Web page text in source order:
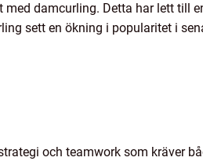
damcurling. Detta har lett till
sett en ökning i popularitet i
och teamwork som kräver